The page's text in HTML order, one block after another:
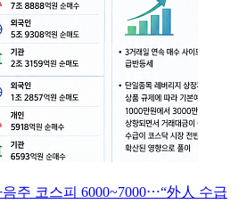
주 코스피 6000~7000⋯“外人 수급